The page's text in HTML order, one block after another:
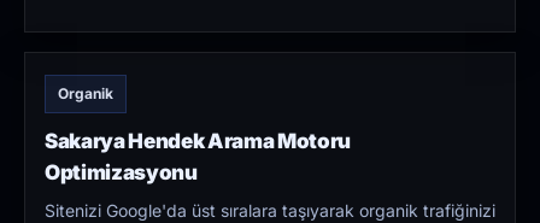
Organik
Sakarya Hendek Arama Motoru
Optimizasyonu
Sitenizi Google'da üst sıralara taşıyarak organik trafiğinizi